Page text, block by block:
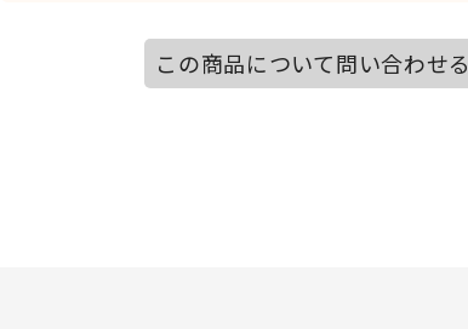
この商品について問い合わせる